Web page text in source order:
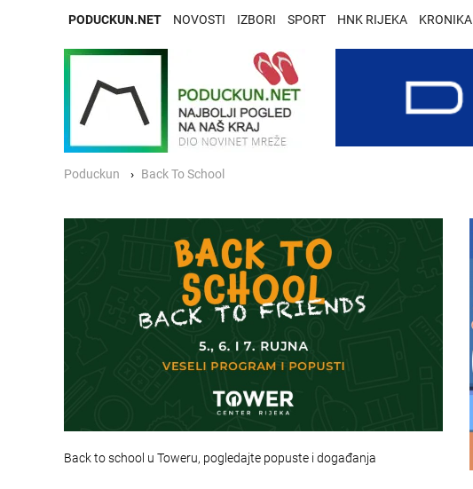
PODUCKUN.NET NOVOSTI IZBORI SPORT HNK RIJEKA KRONIKA
Poduckun Back To School
Back to school u Toweru, pogledajte popuste i događanja